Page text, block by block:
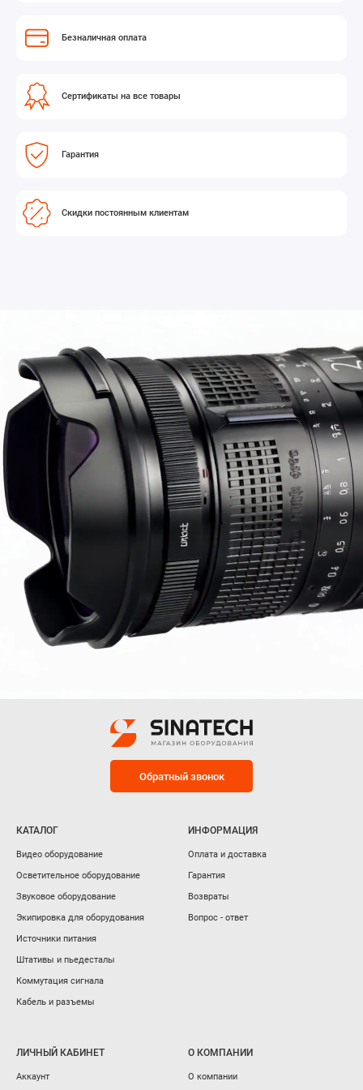
Безналичная оплата
Сертификаты на все товары
Гарантия
Скидки постоянным клиентам
Обратный звонок
КАТАЛОГ
Видео оборудование
Осветительное оборудование
Звуковое оборудование
Экипировка для оборудования
Источники питания
Штативы и пьедесталы
Коммутация сигнала
Кабель и разъемы
ИНФОРМАЦИЯ
Оплата и доставка
Гарантия
Возвраты
Вопрос - ответ
ЛИЧНЫЙ КАБИНЕТ
Аккаунт
О КОМПАНИИ
О компании